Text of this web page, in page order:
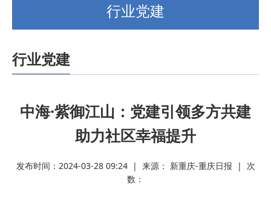
行业党建
行业党建
中海·紫御江山：党建引领多方共建
助力社区幸福提升
发布时间：2024-03-28 09:24 | 来源： 新重庆-重庆日报 | 次
数：